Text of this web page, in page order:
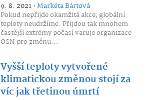
9. 8. 2021 •Markéta Bártová
Pokud nepřijde okamžitá akce, globální
teploty neudržíme. Přijdou tak mnohem
častější extrémy počasí varuje organizace
OSN pro změnu...
Vyšší teploty vytvořené
klimatickou změnou stojí za
víc jak třetinou úmrtí